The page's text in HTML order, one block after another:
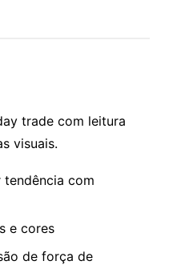
trade com leitura
visuais.
tendência com
e cores
de força de